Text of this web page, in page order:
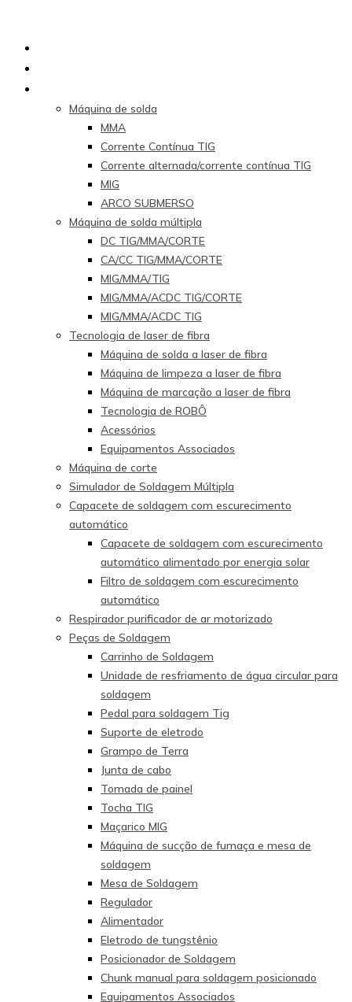
Máquina de solda
MMA
Corrente Contínua TIG
Corrente alternada/corrente contínua TIG
MIG
ARCO SUBMERSO
Máquina de solda múltipla
DC TIG/MMA/CORTE
CA/CC TIG/MMA/CORTE
MIG/MMA/TIG
MIG/MMA/ACDC TIG/CORTE
MIG/MMA/ACDC TIG
Tecnologia de laser de fibra
Máquina de solda a laser de fibra
Máquina de limpeza a laser de fibra
Máquina de marcação a laser de fibra
Tecnologia de ROBÔ
Acessórios
Equipamentos Associados
Máquina de corte
Simulador de Soldagem Múltipla
Capacete de soldagem com escurecimento
automático
Capacete de soldagem com escurecimento
automático alimentado por energia solar
Filtro de soldagem com escurecimento
automático
Respirador purificador de ar motorizado
Peças de Soldagem
Carrinho de Soldagem
Unidade de resfriamento de água circular para
soldagem
Pedal para soldagem Tig
Suporte de eletrodo
Grampo de Terra
Junta de cabo
Tomada de painel
Tocha TIG
Maçarico MIG
Máquina de sucção de fumaça e mesa de
soldagem
Mesa de Soldagem
Regulador
Alimentador
Eletrodo de tungstênio
Posicionador de Soldagem
Chunk manual para soldagem posicionado
Equipamentos Associados